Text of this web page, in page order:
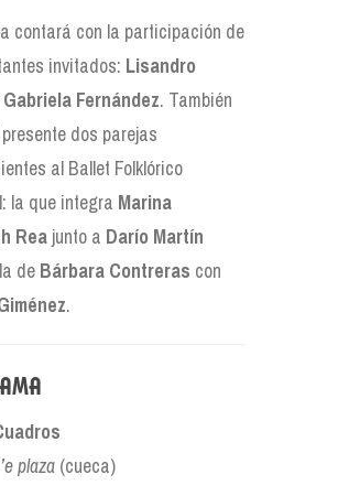
contará con la participación de
invitados: Lisandro
Gabriela Fernández. También
dos parejas
al Ballet Folklórico
la que integra Marina
Rea junto a Darío Martín
de Bárbara Contreras con
.
plaza (cueca)